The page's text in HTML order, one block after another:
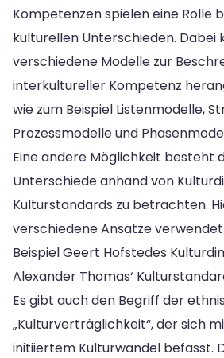
Kompetenzen spielen eine Rolle
kulturellen Unterschieden. Dabei
verschiedene Modelle zur
interkultureller Kompetenz
wie zum Beispiel Listenmodelle,
Prozessmodelle und
Eine andere Möglichkeit besteht
Unterschiede anhand von
Kulturstandards zu betrachten.
verschiedene Ansätze
Beispiel Geert Hofstedes
Alexander Thomas‘
Es gibt auch den Begriff der
„Kulturverträglichkeit“, der sich
initiiertem Kulturwandel befasst.